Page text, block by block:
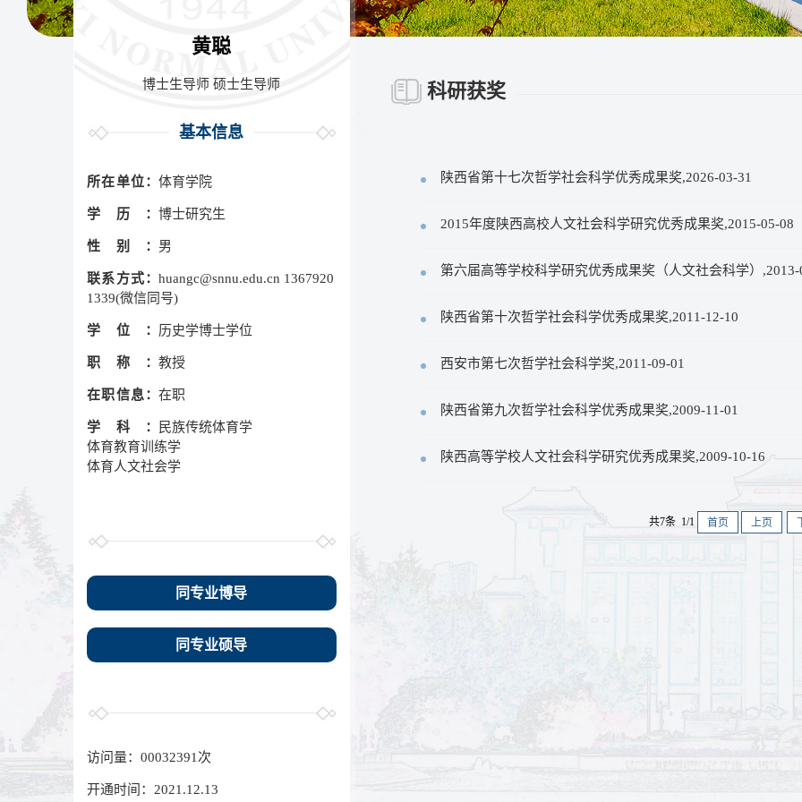
黄聪
博士生导师 硕士生导师
基本信息
所在单位： 体育学院
学历： 博士研究生
性别： 男
联系方式： huangc@snnu.edu.cn 1367920
1339(微信同号)
学位： 历史学博士学位
职称： 教授
在职信息： 在职
学科：
民族传统体育学
体育教育训练学
体育人文社会学
同专业博导
同专业硕导
访问量： 00032391 次
开通时间： 2021 .12.13
科研获奖
陕西省第十七次哲学社会科学优秀成果奖,2026-03-31
2015年度陕西高校人文社会科学研究优秀成果奖,2015-05-08
第六届高等学校科学研究优秀成果奖（人文社会科学）,2013-
陕西省第十次哲学社会科学优秀成果奖,2011-12-10
西安市第七次哲学社会科学奖,2011-09-01
陕西省第九次哲学社会科学优秀成果奖,2009-11-01
陕西高等学校人文社会科学研究优秀成果奖,2009-10-16
共7条 1/1 首页 上页